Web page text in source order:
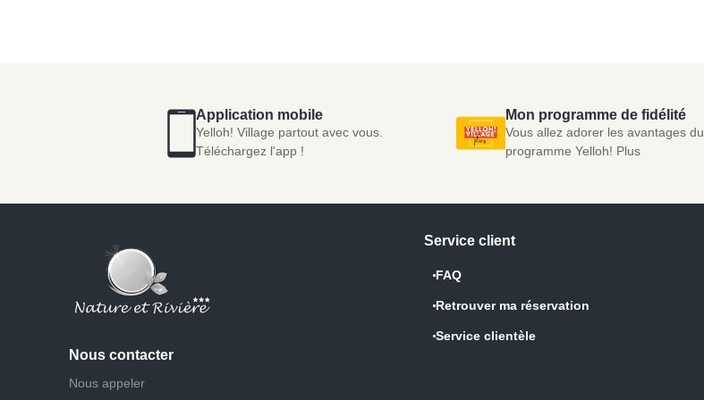
Application mobile
Yelloh! Village partout avec vous.
Téléchargez l'app !
Mon programme de fidélité
Vous allez adorer les avantages du
programme Yelloh! Plus
Nous contacter
Nous appeler
Service client
FAQ
Retrouver ma réservation
Service clientèle